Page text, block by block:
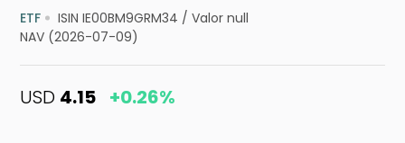
ETF ISIN IE00BM9GRM34 /Valor null
NAV (2026-07-09)
USD 4.15 +0.26%